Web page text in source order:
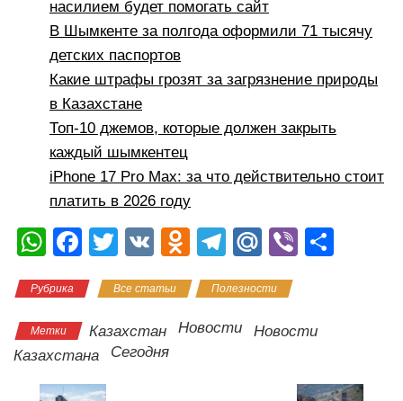
насилием будет помогать сайт
В Шымкенте за полгода оформили 71 тысячу
детских паспортов
Какие штрафы грозят за загрязнение природы
в Казахстане
Топ-10 джемов, которые должен закрыть
каждый шымкентец
iPhone 17 Pro Max: за что действительно стоит
платить в 2026 году
W
at
s
A
p
F
c
e
b
o
T
tt
er
V
O
n
o
T
e
gr
M
.R
u
Vi
и
Рубрика Все статьи Полезности
Метки Казахстан Новости
Новости
Казахстана
Сегодня